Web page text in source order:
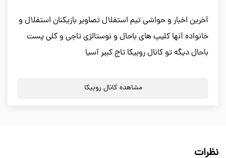
آخرین اخبار و حواشی تیم استقلال تصاویر بازیکنان استقلال و
خانواده آنها کلیپ های باحال و نوستالژی تاجی و کلی پست
باحال دیگه تو کانال روبیکا تاج کبیر آسیا
مشاهده کانال روبیکا
نظرات